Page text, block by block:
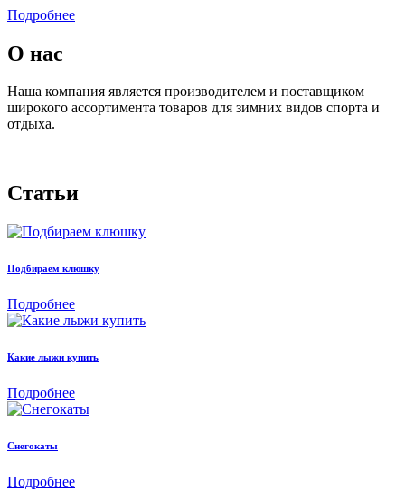
Подробнее
О нас
Наша компания является производителем и поставщиком
широкого ассортимента товаров для зимних видов спорта и
отдыха.
Статьи
Подбираем клюшку
Подробнее
Какие лыжи купить
Подробнее
Снегокаты
Подробнее